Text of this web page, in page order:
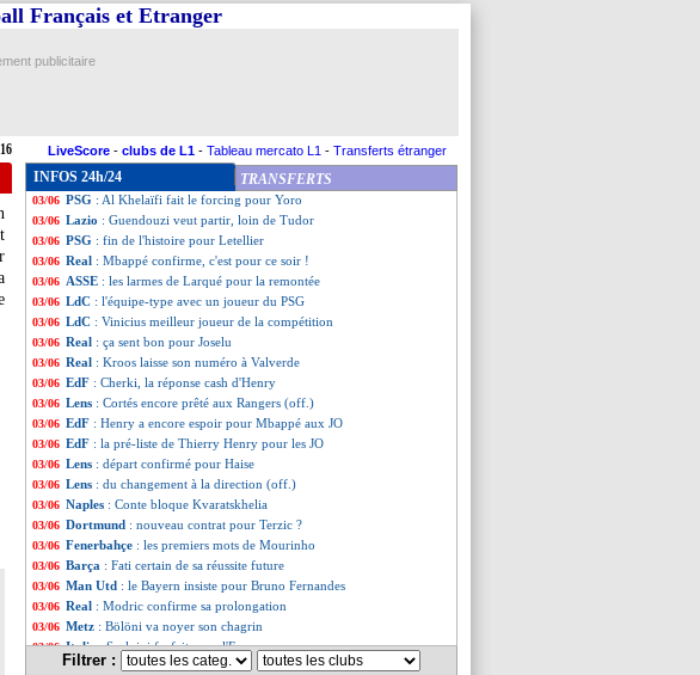
Français et Etranger
publicitaire
LiveScore - clubs de L1 - Tableau mercato L1 - Transferts étranger
INFOS 24h/24 TRANSFERTS
03/06 PSG: les adieux d'Hakimi à Mbappé
03/06 Angleterre
03/06 ASSE: le club enfin vendu (officiel)
03/06 Real: accord trouvé pour Lucas Vazquez
03/06 PSG : Al Khelaïfi fait le forcing pour Yoro
03/06 Lazio : Guendouzi veut partir, loin de Tudor
03/06 PSG : fin de l'histoire pour Letellier
03/06 Real : Mbappé confirme, c'est pour ce soir !
03/06 ASSE : les larmes de Larqué pour la remontée
03/06 LdC : l'équipe-type avec un joueur du PSG
03/06 LdC : Vinicius meilleur joueur de la compétition
03/06 Real : ça sent bon pour Joselu
03/06 Real : Kroos laisse son numéro à Valverde
03/06 EdF : Cherki, la réponse cash d'Henry
03/06 Lens : Cortés encore prêté aux Rangers (off.)
03/06 EdF : Henry a encore espoir pour Mbappé aux JO
03/06 EdF : la pré-liste de Thierry Henry pour les JO
03/06 Lens : départ confirmé pour Haise
03/06 Lens : du changement à la direction (off.)
03/06 Naples : Conte bloque Kvaratskhelia
03/06 Dortmund : nouveau contrat pour Terzic ?
03/06 Fenerbahçe : les premiers mots de Mourinho
03/06 Barça : Fati certain de sa réussite future
03/06 Man Utd : le Bayern insiste pour Bruno Fernandes
03/06 Real : Modric confirme sa prolongation
03/06 Metz : Bölöni va noyer son chagrin
03/06 Italie: Scalvini forfait pour l'Euro
Liste des brèves du dim. 2 juin 2024
Filtrer :